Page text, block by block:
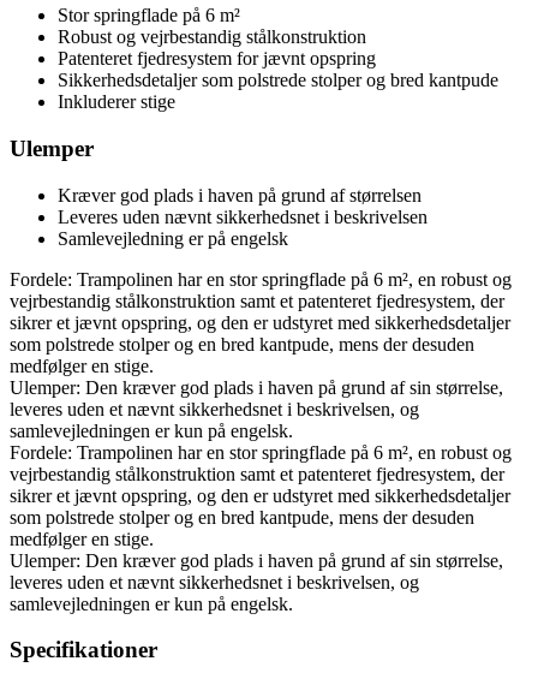
Stor springflade på 6 m²
Robust og vejrbestandig stålkonstruktion
Patenteret fjedresystem for jævnt opspring
Sikkerhedsdetaljer som polstrede stolper og bred kantpude
Inkluderer stige
Ulemper
Kræver god plads i haven på grund af størrelsen
Leveres uden nævnt sikkerhedsnet i beskrivelsen
Samlevejledning er på engelsk
Fordele: Trampolinen har en stor springflade på 6 m², en robust og
vejrbestandig stålkonstruktion samt et patenteret fjedresystem, der
sikrer et jævnt opspring, og den er udstyret med sikkerhedsdetaljer
som polstrede stolper og en bred kantpude, mens der desuden
medfølger en stige.
Ulemper: Den kræver god plads i haven på grund af sin størrelse,
leveres uden et nævnt sikkerhedsnet i beskrivelsen, og
samlevejledningen er kun på engelsk.
Fordele: Trampolinen har en stor springflade på 6 m², en robust og
vejrbestandig stålkonstruktion samt et patenteret fjedresystem, der
sikrer et jævnt opspring, og den er udstyret med sikkerhedsdetaljer
som polstrede stolper og en bred kantpude, mens der desuden
medfølger en stige.
Ulemper: Den kræver god plads i haven på grund af sin størrelse,
leveres uden et nævnt sikkerhedsnet i beskrivelsen, og
samlevejledningen er kun på engelsk.
Specifikationer